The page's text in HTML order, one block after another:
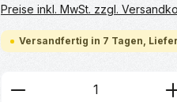
Preise inkl. MwSt. zzgl.
Versandfertig in 7 Tagen,
Produkt Anzahl: